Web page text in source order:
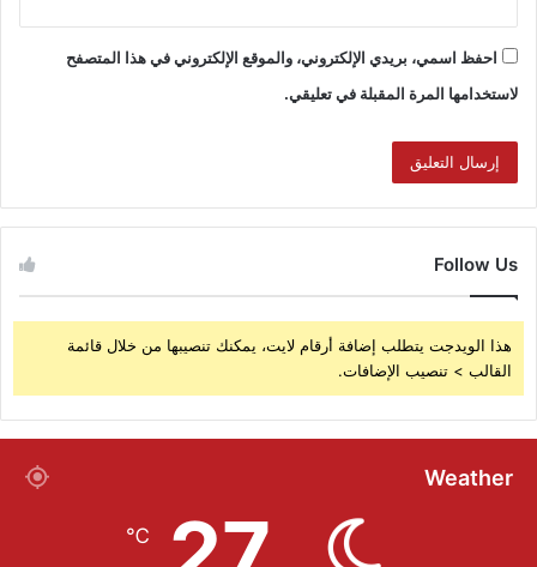
احفظ اسمي، بريدي الإلكتروني، والموقع الإلكتروني في هذا المتصفح
لاستخدامها المرة المقبلة في تعليقي.
Follow Us
هذا الويدجت يتطلب إضافة أرقام لايت، يمكنك تنصيبها من خلال قائمة
القالب > تنصيب الإضافات.
Weather
℃